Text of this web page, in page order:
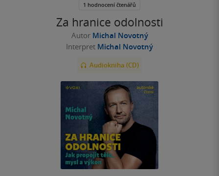
Za hranice odolnosti
Autor Michal Novotný
Interpret Michal Novotný
Audiokniha (CD)
5
1 hodnocení čtenářů